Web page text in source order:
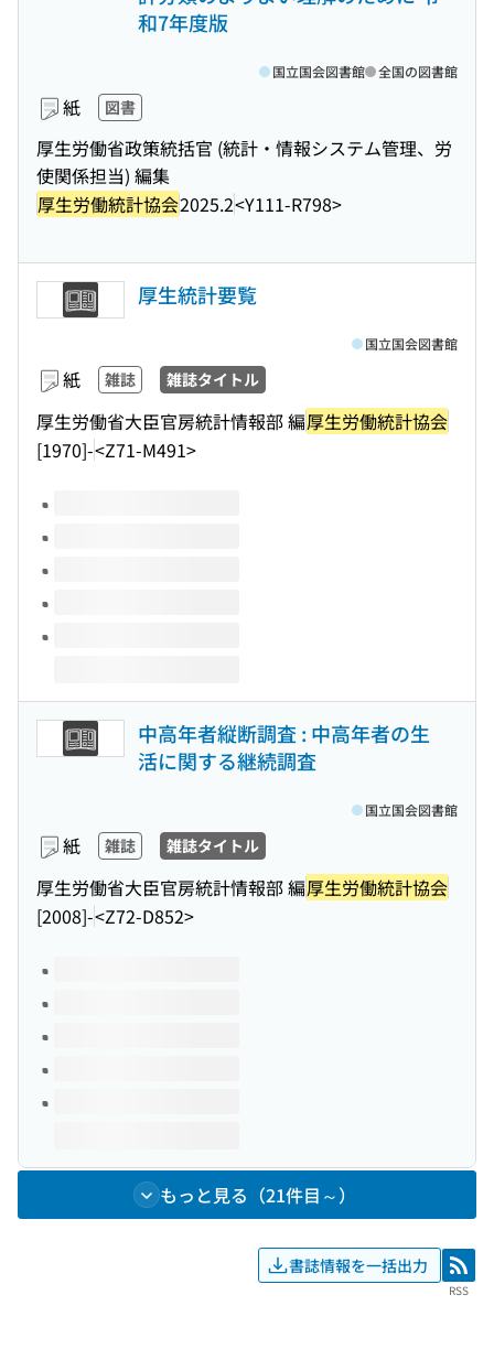
和7年度版
紙 図書
厚生労働省政策統括官 (統計・情報システム管理、労
使関係担当) 編集
厚生労働統計協会2025.2<Y111-R798>
国立国会図書館 全国の図書館
厚生統計要覧
紙 雑誌 雑誌タイトル
厚生労働省大臣官房統計情報部 編厚生労働統計協会
[1970]-<Z71-M491>
国立国会図書館
このタイトルの巻号
中高年者縦断調査 : 中高年者の生
活に関する継続調査
紙 雑誌 雑誌タイトル
厚生労働省大臣官房統計情報部 編厚生労働統計協会
[2008]-<Z72-D852>
国立国会図書館
このタイトルの巻号
もっと見る（21件目～）
書誌情報を一括出力 RSS
RSS